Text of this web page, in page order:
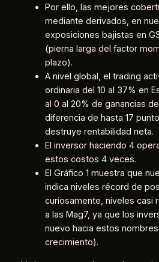
Por ello, las mejores
mediante derivados, en
exposiciones bajistas en
(pierna larga del factor
plazo).
A nivel global, el trading
ordinaria del 10 al 37% en
al 0 al 20% de ganancias
diferencia de hasta 17
destruye rentabilidad neta.
El inversor haciendo 4
estos costos 4 veces.
El Gráfico 1 muestra que
indica niveles récord de
curiosamente, niveles casi
a las Mag7, ya que los
nuevo hacia estos
crecimiento).